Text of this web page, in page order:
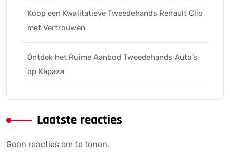
Koop een Kwalitatieve Tweedehands Renault Clio
met Vertrouwen
Ontdek het Ruime Aanbod Tweedehands Auto’s
op Kapaza
Laatste reacties
Geen reacties om te tonen.